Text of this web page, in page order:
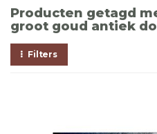
Producten getagd
groot goud antiek
Filters